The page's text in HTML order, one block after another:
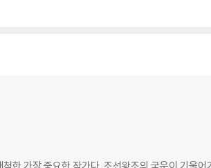
려져 있을 정도입니다.
다름 아닌, 타당한 믿음을 획득할 수 있느냐 없느